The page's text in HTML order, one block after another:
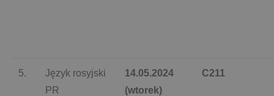
5.
Język rosyjski
PR
14.05.2024
(wtorek)
C211